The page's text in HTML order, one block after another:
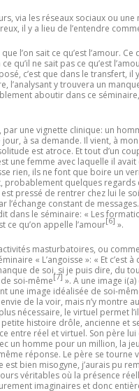
via les réseaux sociaux ou
il y a lieu de l’entendre
l’on sait ce qu’est l’amour. Ce
ce qu’il ne sait pas ce qu’est l’
c’est que dans le transfert, il
l’analysant y trouvera un
aboutir dans ce
une vignette clinique: un
à sa demande. Il vient, à
est atroce. Et tout d’un
une femme avec laquelle il
rien, ils ne font que boire un
probablement quelques
pressé de rentrer chez lui le
l’échange constant de
dans le séminaire: « Les
ce qu’on appelle l’amour[6] ».
masturbatoires, ou
« L’angoisse »: « Et c’est
de soi, si je puis dire, du
soi-même[7] ». A une image
image idéalisée de soi-
de la voir, mais n’y montre
nécessaire, le virtuel permet
histoire drôle, ancienne et
entre réel et virtuel. Son père
un homme pour un million, la
réponse. Le père se tourne
bien misogyne, j’aurais pu
véritables où la présence
imaginaires et donc